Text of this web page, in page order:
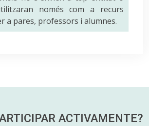
només com a recurs
a pares, professors i alumnes.
ACTIVAMENTE?